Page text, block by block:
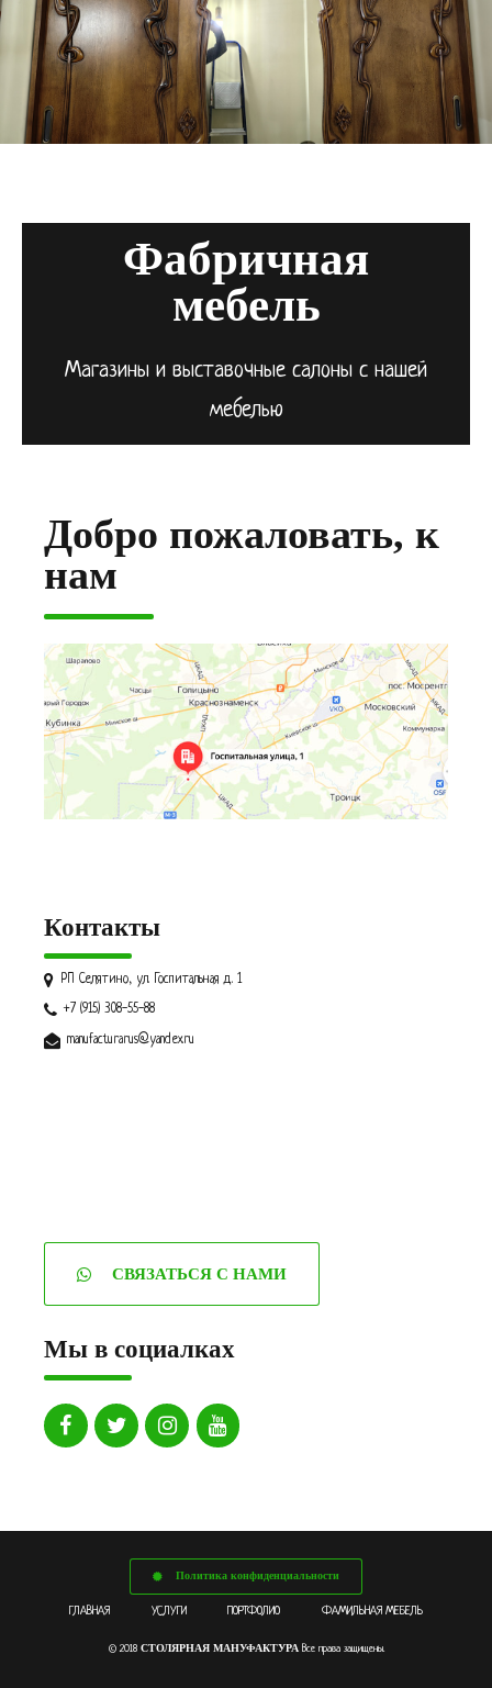
Фабричная
мебель
Магазины и выставочные салоны с нашей
мебелью
Добро пожаловать, к
нам
Контакты
РП Селятино, ул. Госпитальная д. 1
+7 (915) 308-55-88
manufacturarus@yandex.ru
СВЯЗАТЬСЯ С НАМИ
Мы в социалках
Политика конфиденциальности
ГЛАВНАЯ УСЛУГИ ПОРТФОЛИО ФАМИЛЬНАЯ МЕБЕЛЬ
© 2018 СТОЛЯРНАЯ МАНУФАКТУРАВсе права защищены.